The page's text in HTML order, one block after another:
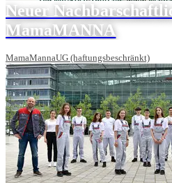
Neuer
MamaMANNA
MamaMannaUG (haftungsbeschränkt)